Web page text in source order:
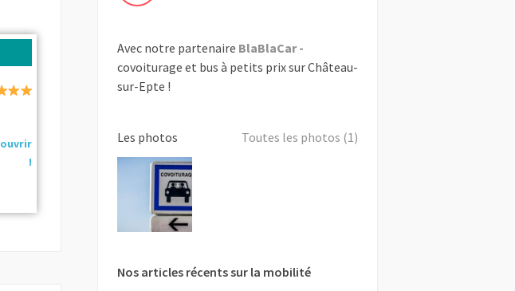
!
Avec notre partenaire BlaBlaCar-
covoiturage et bus à petits prix sur Château-
sur-Epte !
Les photos Toutes les photos (1)
Nos articles récents sur la mobilité